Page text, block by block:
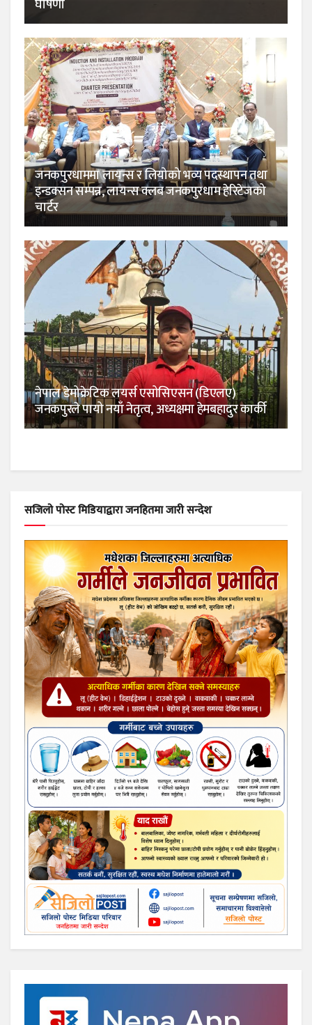
घोषणा
जनकपुरधाममा लायन्स र लियोको भव्य पदस्थापन तथा
इन्डक्सन सम्पन्न, लायन्स क्लब जनकपुरधाम हेरिटेजको
चार्टर
नेपाल डेमोक्रेटिक लयर्स एसोसिएसन (डिएलए)
जनकपुरले पायो नयाँ नेतृत्व, अध्यक्षमा हेमबहादुर कार्की
सजिलो पोस्ट मिडियाद्वारा जनहितमा जारी सन्देश